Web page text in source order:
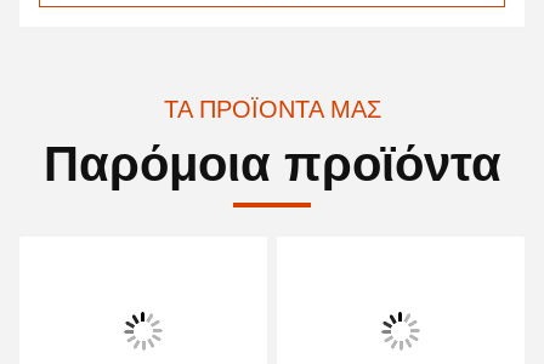
ΤΑ ΠΡΟΪΌΝΤΑ ΜΑΣ
Παρόμοια προϊόντα